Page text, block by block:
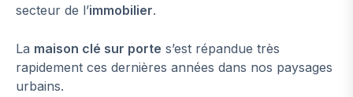
secteur de l’immobilier.
La maison clé sur porte s’est répandue très
rapidement ces dernières années dans nos paysages
urbains.